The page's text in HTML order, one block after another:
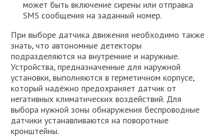
может быть включение сирены или отправка
SMS сообщения на заданный номер.
При выборе датчика движения необходимо также
знать, что автономные детекторы
подразделяются на внутренние и наружные.
Устройства, предназначенные для наружной
установки, выполняются в герметичном корпусе,
который надёжно предохраняет датчик от
негативных климатических воздействий. Для
выбора нужной зоны обнаружения беспроводные
датчики устанавливаются на поворотные
кронштейны.